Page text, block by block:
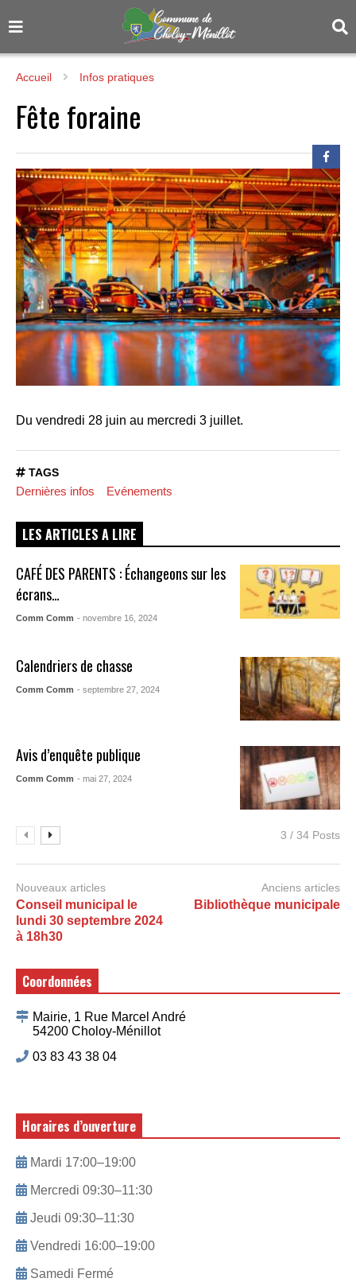
Accueil Infos pratiques
Fête foraine
Du vendredi 28 juin au mercredi 3 juillet.
TAGS
Dernières infos Evénements
LES ARTICLES A LIRE
CAFÉ DES PARENTS : Échangeons sur les
écrans…
Comm Comm - novembre 16, 2024
Calendriers de chasse
Comm Comm - septembre 27, 2024
Avis d’enquête publique
Comm Comm - mai 27, 2024
3 / 34 Posts
Nouveaux articles
Conseil municipal le
lundi 30 septembre 2024
à 18h30
Anciens articles
Bibliothèque municipale
Coordonnées
Mairie, 1 Rue Marcel André
54200 Choloy-Ménillot
03 83 43 38 04
Horaires d’ouverture
Mardi 17:00–19:00
Mercredi 09:30–11:30
Jeudi 09:30–11:30
Vendredi 16:00–19:00
Samedi Fermé